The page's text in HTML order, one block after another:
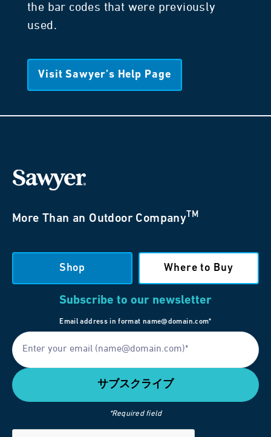
the bar codes that were previously
used.
Visit Sawyer’s Help Page
More Than an Outdoor Company TM
Shop Where to Buy
Subscribe to our newsletter
Email address in format name@domain.com*
*Required field